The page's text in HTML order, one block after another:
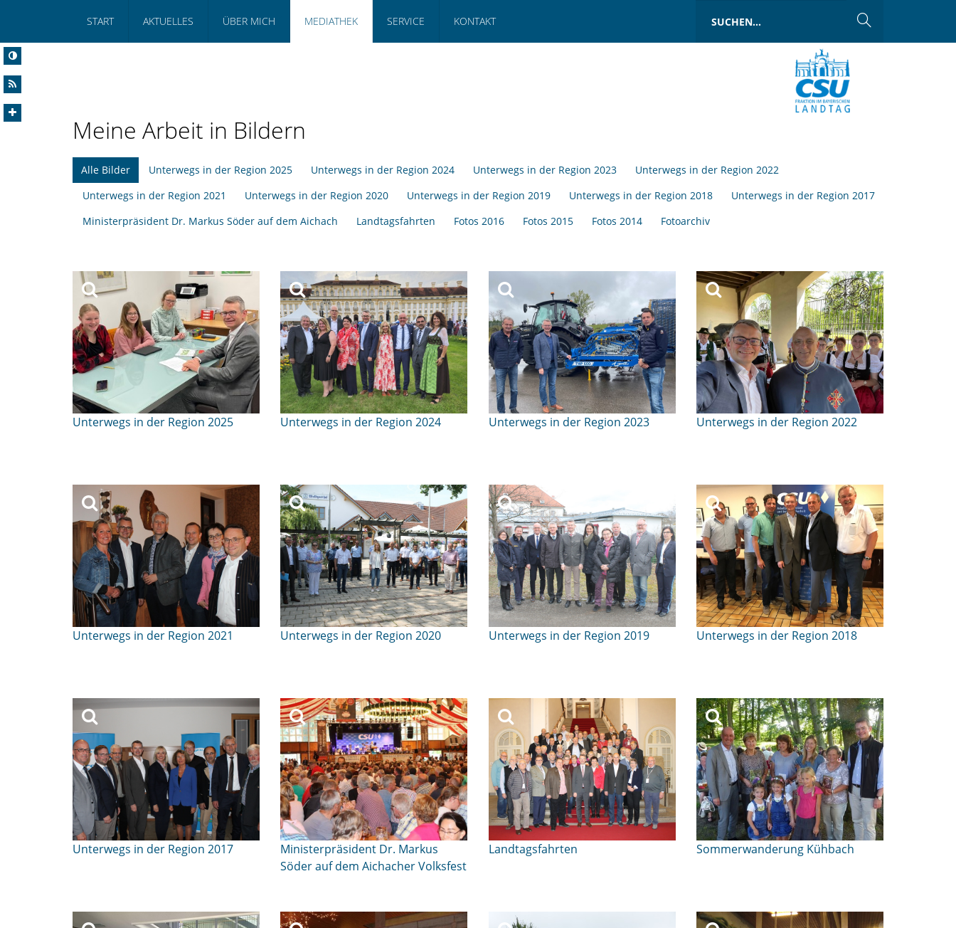
START AKTUELLES ÜBER MICH MEDIATHEK SERVICE KONTAKT
Meine Arbeit in Bildern
Alle Bilder Unterwegs in der Region 2025 Unterwegs in der Region 2024 Unterwegs in der Region 2023
Unterwegs in der Region 2022
Unterwegs in der Region 2021
Unterwegs in der Region 2020 Unterwegs in der Region 2019 Unterwegs in der Region 2018
Unterwegs in der Region 2017
Ministerpräsident Dr. Markus Söder auf dem Aichach
Landtagsfahrten Fotos 2016 Fotos 2015 Fotos 2014 Fotoarchiv
Unterwegs in der Region 2025 Unterwegs in der Region 2024 Unterwegs in der Region 2023 Unterwegs in der Region 2022
Unterwegs in der Region 2021 Unterwegs in der Region 2020 Unterwegs in der Region 2019 Unterwegs in der Region 2018
Unterwegs in der Region 2017
Ministerpräsident Dr. Markus
Söder auf dem Aichacher Volksfest
Landtagsfahrten Sommerwanderung Kühbach